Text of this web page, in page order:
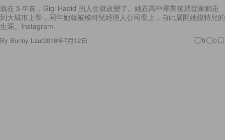
就在 5 年前，Gigi Hadid 的人生就改變了。她在高中畢業後就從家鄉走
到大城市上學，同年她就被模特兒經理人公司看上，自此展開她模特兒的
生涯。Instagram
By Bunny Lau/2018年7月12日 9 0